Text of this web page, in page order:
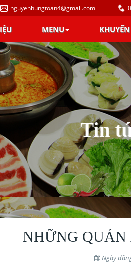
nguyenhungtoan4@gmail.com
MENU
Tin
NHỮNG QUÁN
Ngày